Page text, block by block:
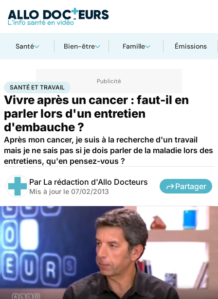
Santé Bien-être Famille Émissions
AccueilSantéSanté et travail
SANTÉ ET TRAVAIL
Vivre après un cancer : faut-il en
parler lors d'un entretien
d'embauche ?
Après mon cancer, je suis à la recherche d'un travail
mais je ne sais pas si je dois parler de la maladie lors des
entretiens, qu'en pensez-vous ?
Par La rédaction d'Allo Docteurs
Mis à jour le 07/02/2013
Partager